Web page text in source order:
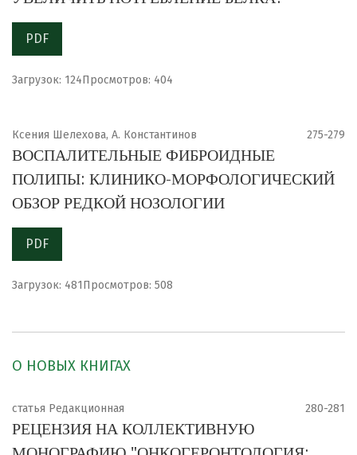
PDF
Загрузок: 124Просмотров: 404
Ксения Шелехова, А. Константинов 275-279
ВОСПАЛИТЕЛЬНЫЕ ФИБРОИДНЫЕ
ПОЛИПЫ: КЛИНИКО-МОРФОЛОГИЧЕСКИЙ
ОБЗОР РЕДКОЙ НОЗОЛОГИИ
PDF
Загрузок: 481Просмотров: 508
О НОВЫХ КНИГАХ
статья Редакционная 280-281
РЕЦЕНЗИЯ НА КОЛЛЕКТИВНУЮ